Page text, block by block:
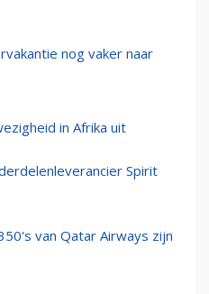
nog vaker naar
in Afrika uit
Spirit
van Qatar Airways zijn